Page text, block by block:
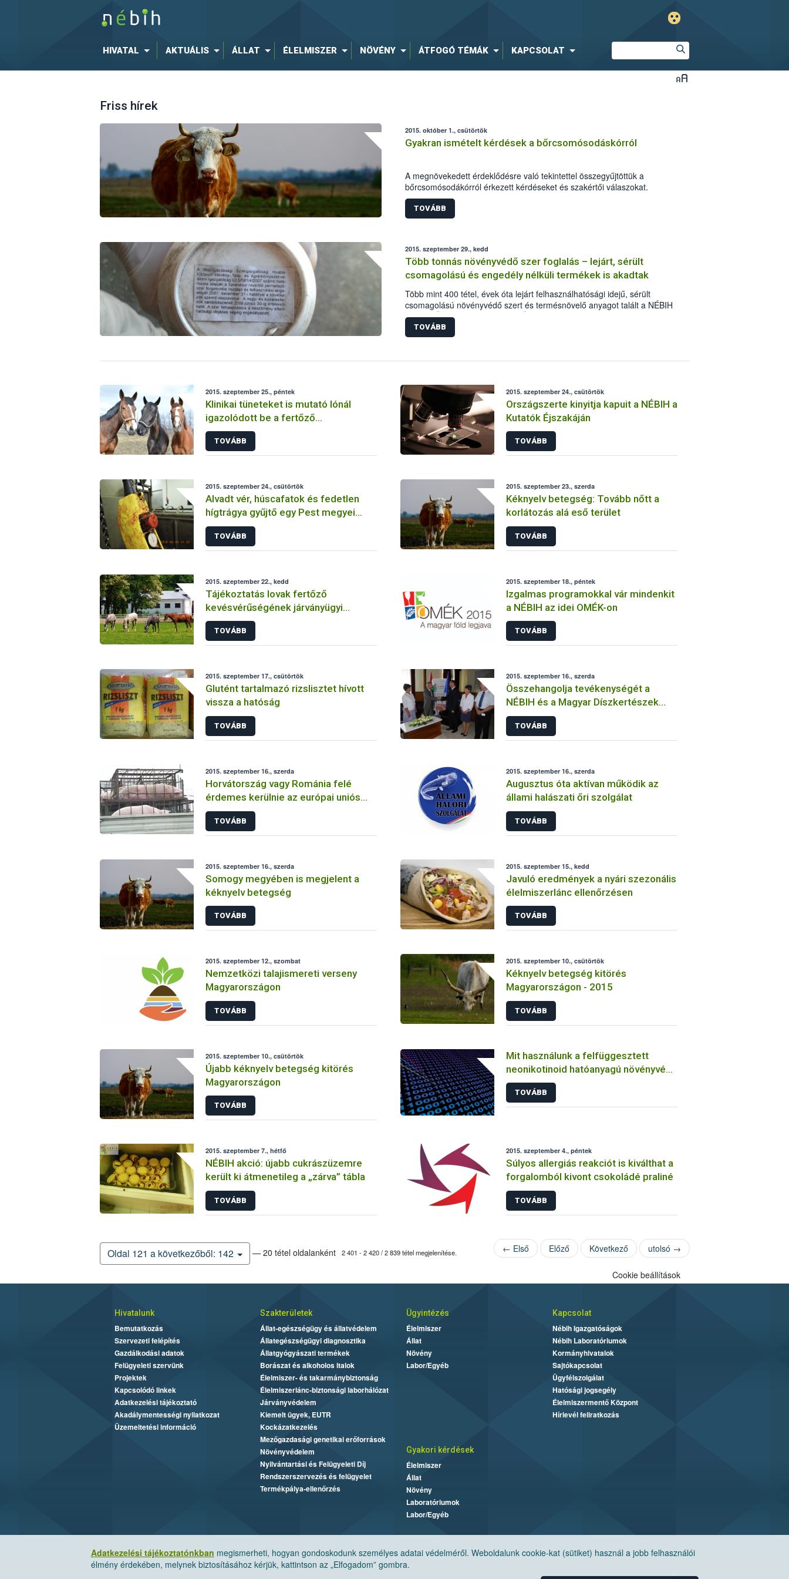
HIVATAL AKTUÁLIS ÁLLAT ÉLELMISZER NÖVÉNY ÁTFOGÓ TÉMÁK KAPCSOLAT
Friss hírek
2015. október 1., csütörtök
Gyakran ismételt kérdések a bőrcsomósodáskórról
A megnövekedett érdeklődésre való tekintettel összegyűjtöttük a
bőrcsomósodákórról érkezett kérdéseket és szakértői válaszokat.
TOVÁBB
2015. szeptember 29., kedd
Több tonnás növényvédő szer foglalás – lejárt, sérült
csomagolású és engedély nélküli termékek is akadtak
Több mint 400 tétel, évek óta lejárt felhasználhatósági idejű, sérült
csomagolású növényvédő szert és termésnövelő anyagot talált a NÉBIH
Kiemelt Ügyek Igazgatósága (KÜI) egy Csongrád megyei kereskedőnél.
A termékek egy része érvényes engedéllyel sem rendelkezett. A
szakemberek a tételeket azonnali hatállyal zárolták. Az ügyben több
TOVÁBB
2015. szeptember 25., péntek
Klinikai tüneteket is mutató lónál
igazolódott be a fertőző
kevésvérűség
TOVÁBB
2015. szeptember 24., csütörtök
Országszerte kinyitja kapuit a NÉBIH a
Kutatók Éjszakáján
TOVÁBB
2015. szeptember 24., csütörtök
Alvadt vér, húscafatok és fedetlen
hígtrágya gyűjtő egy Pest megyei
vágóhídon
TOVÁBB
2015. szeptember 23., szerda
Kéknyelv betegség: Tovább nőtt a
korlátozás alá eső terület
TOVÁBB
2015. szeptember 22., kedd
Tájékoztatás lovak fertőző
kevésvérűségének járványügyi
helyzetéről 3. – 2015. szeptember
TOVÁBB
2015. szeptember 18., péntek
Izgalmas programokkal vár mindenkit
a NÉBIH az idei OMÉK-on
TOVÁBB
2015. szeptember 17., csütörtök
Glutént tartalmazó rizslisztet hívott
vissza a hatóság
TOVÁBB
2015. szeptember 16., szerda
Összehangolja tevékenységét a
NÉBIH és a Magyar Díszkertészek
Szövetsége
TOVÁBB
2015. szeptember 16., szerda
Horvátország vagy Románia felé
érdemes kerülnie az európai uniós
határon be- és kilépő
szállítmányoknak
TOVÁBB
2015. szeptember 16., szerda
Augusztus óta aktívan működik az
állami halászati őri szolgálat
TOVÁBB
2015. szeptember 16., szerda
Somogy megyében is megjelent a
kéknyelv betegség
TOVÁBB
2015. szeptember 15., kedd
Javuló eredmények a nyári szezonális
élelmiszerlánc ellenőrzésen
TOVÁBB
2015. szeptember 12., szombat
Nemzetközi talajismereti verseny
Magyarországon
TOVÁBB
2015. szeptember 10., csütörtök
Kéknyelv betegség kitörés
Magyarországon - 2015
TOVÁBB
2015. szeptember 10., csütörtök
Újabb kéknyelv betegség kitörés
Magyarországon
TOVÁBB
Mit használunk a felfüggesztett
neonikotinoid hatóanyagú növényvédő
szerek helyett?
TOVÁBB
2015. szeptember 7., hétfő
NÉBIH akció: újabb cukrászüzemre
került ki átmenetileg a „zárva” tábla
TOVÁBB
2015. szeptember 4., péntek
Súlyos allergiás reakciót is kiválthat a
forgalomból kivont csokoládé praliné
TOVÁBB
Oldal 121 a következőből: 142 — 20 tétel oldalanként 2 401 - 2 420 / 2 839 tétel megjelenítése. ← Első Előző Következő utolsó →
Adatkezelési tájékoztatónkban megismerheti, hogyan gondoskodunk személyes adatai védelméről. Weboldalunk cookie-kat (sütiket) használ a jobb felhasználói
élmény érdekében, melynek biztosításához kérjük, kattintson az „Elfogadom” gombra.
Cookie beállítások
Hivatalunk
Bemutatkozás
Szervezeti felépítés
Gazdálkodási adatok
Felügyeleti szervünk
Projektek
Kapcsolódó linkek
Adatkezelési tájékoztató
Akadálymentességi nyilatkozat
Üzemeltetési információ
Szakterületek
Állat-egészségügy és állatvédelem
Állategészségügyi diagnosztika
Állatgyógyászati termékek
Borászat és alkoholos italok
Élelmiszer- és takarmánybiztonság
Élelmiszerlánc-biztonsági laborhálózat
Járványvédelem
Kiemelt ügyek, EUTR
Kockázatkezelés
Mezőgazdasági genetikai erőforrások
Növényvédelem
Nyilvántartási és Felügyeleti Díj
Rendszerszervezés és felügyelet
Termékpálya-ellenőrzés
Ügyintézés
Élelmiszer
Állat
Növény
Labor/Egyéb
Kapcsolat
Nébih Igazgatóságok
Nébih Laboratóriumok
Kormányhivatalok
Sajtókapcsolat
Ügyfélszolgálat
Hatósági jogsegély
Élelmiszermentő Központ
Hírlevél feliratkozás
Gyakori kérdések
Élelmiszer
Állat
Növény
Laboratóriumok
Labor/Egyéb